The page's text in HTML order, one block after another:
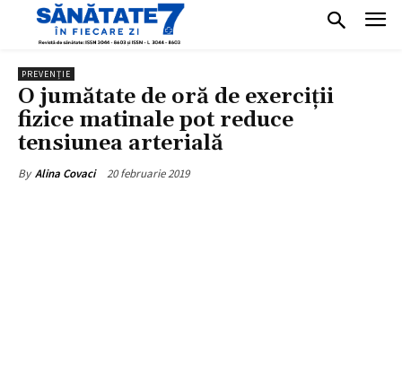
PREVENȚIE
O jumătate de oră de exerciții
fizice matinale pot reduce
tensiunea arterială
By Alina Covaci 20 februarie 2019